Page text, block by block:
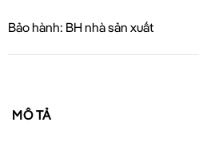
Bảo hành: BH nhà sản xuất
MÔ TẢ